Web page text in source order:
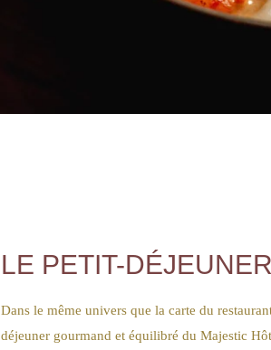
LE PETIT-DÉJEUNER
Dans le même univers que la carte du
déjeuner gourmand et équilibré du Majestic